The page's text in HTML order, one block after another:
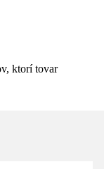
ktorí tovar